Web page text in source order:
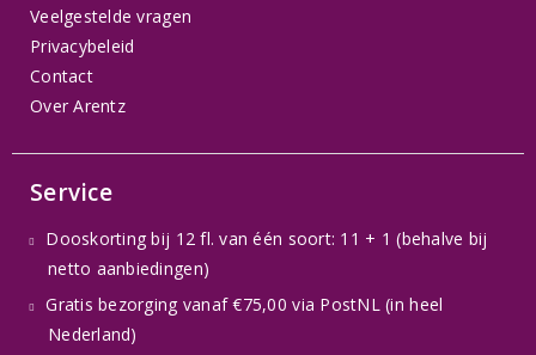
Veelgestelde vragen
Privacybeleid
Contact
Over Arentz
Service
Dooskorting bij 12 fl. van één soort: 11 + 1 (behalve bij
netto aanbiedingen)
Gratis bezorging vanaf €75,00 via PostNL (in heel
Nederland)